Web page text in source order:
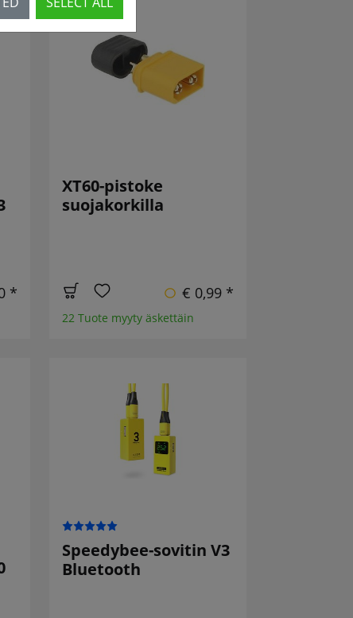
*
XT60-pistoke
suojakorkilla
€ 0,99 *
22 Tuote myyty äskettäin
Speedybee-sovitin V3
Bluetooth